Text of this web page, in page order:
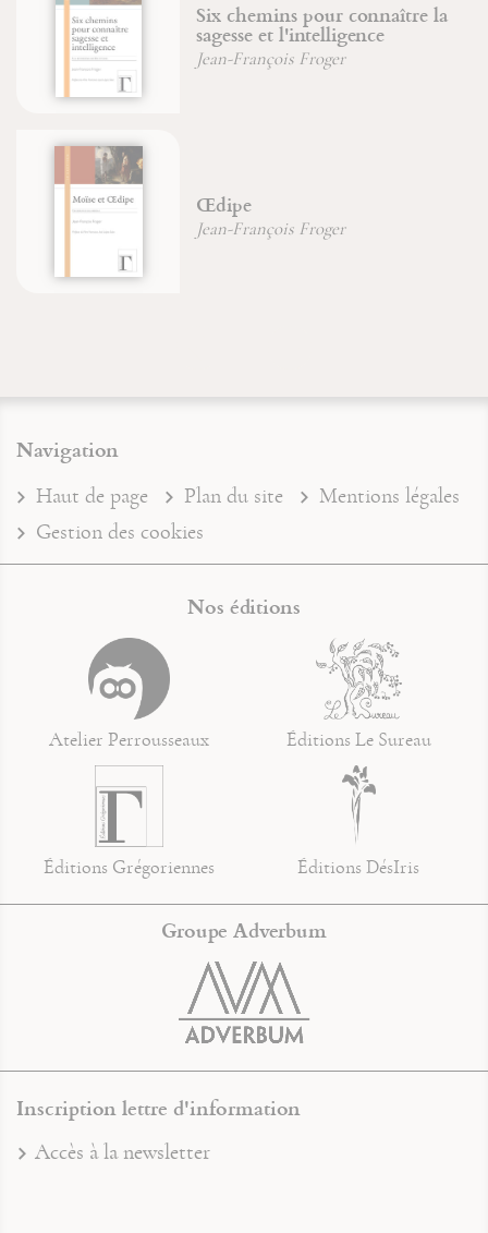
Six chemins pour connaître la
sagesse et l'intelligence
Jean-François Froger
Œdipe
Jean-François Froger
Navigation
Haut de page Plan du site
Mentions légales
Gestion des cookies
Nos éditions
Atelier Perrousseaux Éditions Le Sureau
Éditions Grégoriennes Éditions DésIris
Groupe Adverbum
Inscription lettre d'information
Accès à la newsletter